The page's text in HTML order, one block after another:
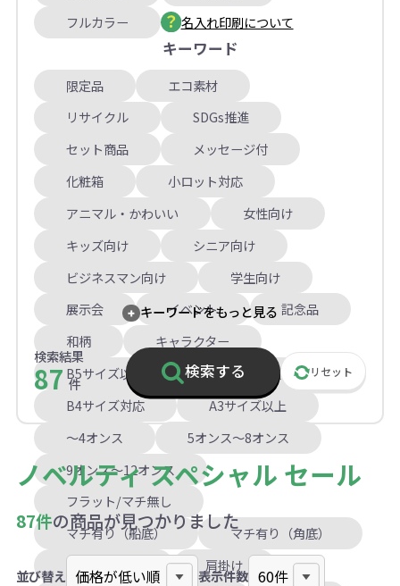
フルカラー
名入れ印刷について
キーワード
限定品
エコ素材
リサイクル
SDGs推進
セット商品
メッセージ付
化粧箱
小ロット対応
アニマル・かわいい
女性向け
キッズ向け
シニア向け
ビジネスマン向け
学生向け
展示会
イベント
記念品
和柄
キャラクター
B5サイズ以下
A4サイズ対応
B4サイズ対応
A3サイズ以上
～4オンス
5オンス～8オンス
9オンス～12オンス
フラット/マチ無し
マチ有り（船底）
マチ有り（角底）
肩掛け
キーワードをもっと見る
検索結果
87 件
検索する リセット
ノベルティ スペシャル セール
87件の商品が見つかりました
並び替え 表示件数